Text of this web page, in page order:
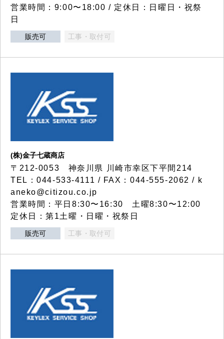
営業時間：9:00〜18:00 / 定休日：日曜日・祝祭
日
販売可 工事・取付可
(株)金子七蔵商店
〒212-0053 神奈川県 川崎市幸区下平間214
TEL：044-533-4111 / FAX：044-555-2062 / k
aneko@citizou.co.jp
営業時間：平日8:30〜16:30 土曜8:30〜12:00
定休日：第1土曜・日曜・祝祭日
販売可 工事・取付可